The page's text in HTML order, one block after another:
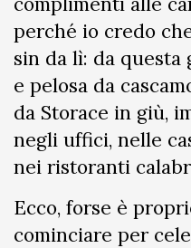
perché io credo
sin da lì: da questa
e pelosa da
da Storace in giù,
negli uffici, nelle
nei ristoranti
Ecco, forse è
cominciare per